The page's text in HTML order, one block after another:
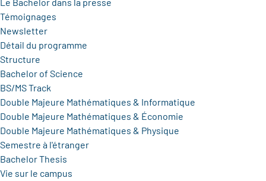
Témoignages
Newsletter
Détail du programme
Structure
Bachelor of Science
BS/MS Track
Double Majeure Mathématiques & Informatique
Double Majeure Mathématiques & Économie
Double Majeure Mathématiques & Physique
Semestre à l'étranger
Bachelor Thesis
Vie sur le campus